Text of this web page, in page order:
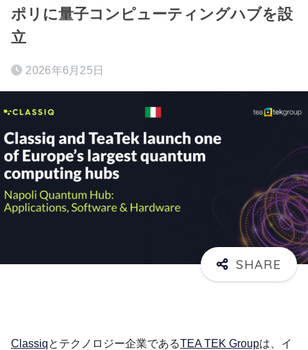
ポリに量子コンピューティングハブを設
立
2026年6月25日
Classiqとテクノロジー企業であるTEA TEK Groupは、イ